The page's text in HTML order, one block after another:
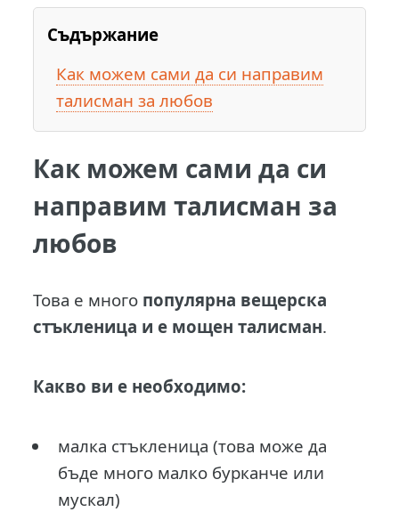
Съдържание
Как можем сами да си направим
талисман за любов
Как можем сами да си
направим талисман за
любов
Това е много популярна вещерска
стъкленица и е мощен талисман.
Какво ви е необходимо:
малка стъкленица (това може да
бъде много малко бурканче или
мускал)